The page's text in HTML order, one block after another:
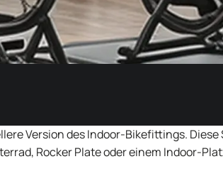
Version des Indoor-Bikefittings.
Rocker Plate oder einem Indoor-